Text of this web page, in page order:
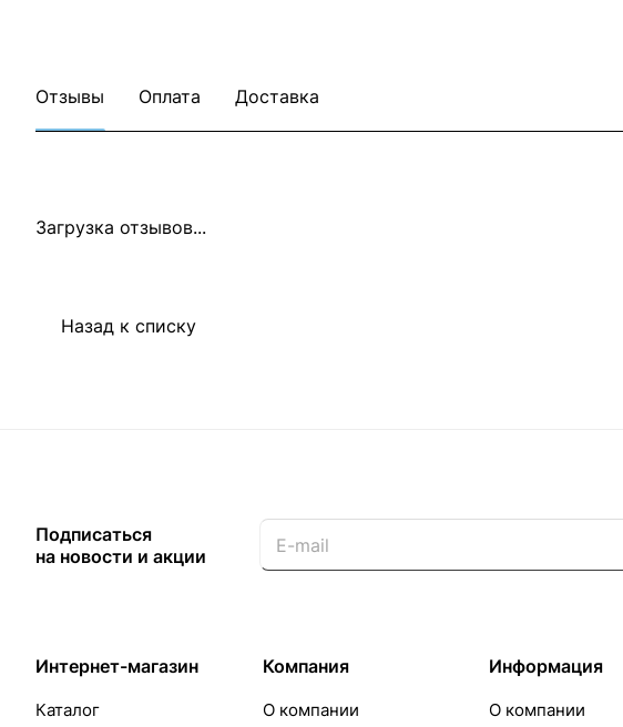
Отзывы Оплата Доставка
Загрузка отзывов...
Назад к списку
Подписаться
на новости и акции
Интернет-магазин
Каталог
Компания
О компании
Информация
О компании